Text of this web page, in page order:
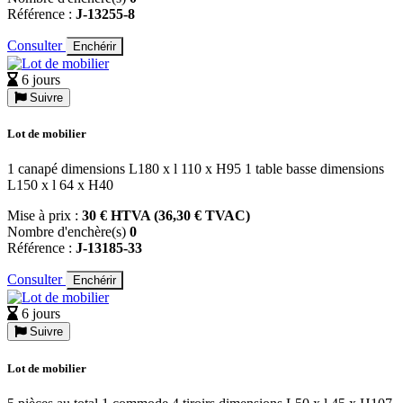
Référence : J-13255-8
Consulter Enchérir
6 jours
Suivre
Lot de mobilier
1 canapé dimensions L180 x l 110 x H95 1 table basse dimensions
L150 x l 64 x H40
Mise à prix : 30 € HTVA (36,30 € TVAC)
Nombre d'enchère(s) 0
Référence : J-13185-33
Consulter Enchérir
6 jours
Suivre
Lot de mobilier